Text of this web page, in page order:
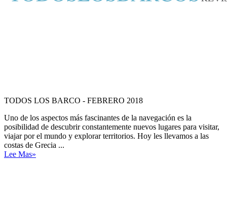
TODOS LOS BARCO - FEBRERO 2018
Uno de los aspectos más fascinantes de la navegación es la
posibilidad de descubrir constantemente nuevos lugares para visitar,
viajar por el mundo y explorar territorios. Hoy les llevamos a las
costas de Grecia ...
Lee Mas»